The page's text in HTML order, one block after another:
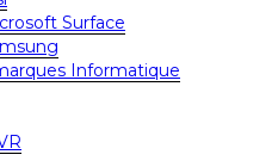
Surface
Informatique